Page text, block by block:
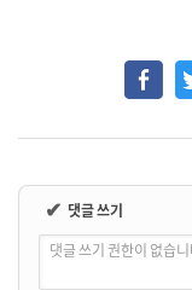
✔ 댓글 쓰기
댓글 쓰기 권한이 없습